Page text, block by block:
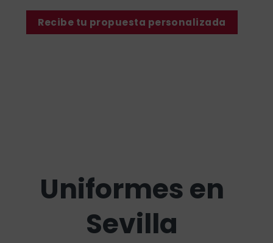
Recibe tu propuesta personalizada
Uniformes en
Sevilla